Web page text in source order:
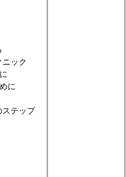
ック
に
テップ